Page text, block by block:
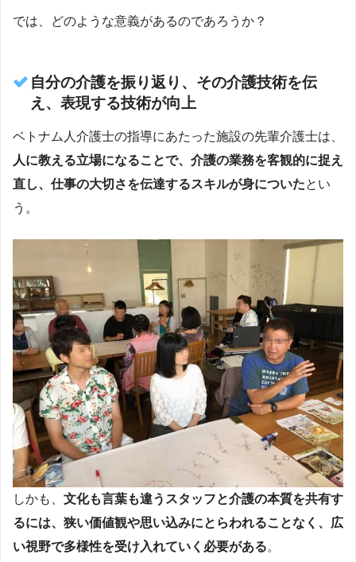
では、どのような意義があるのであろうか？
自分の介護を振り返り、その介護技術を伝
え、表現する技術が向上
ベトナム人介護士の指導にあたった施設の先輩介護士は、
人に教える立場になることで、介護の業務を客観的に捉え
直し、仕事の大切さを伝達するスキルが身についたとい
う。
しかも、 文化も言葉も違うスタッフと介護の本質を共有す
るには、狭い価値観や思い込みにとらわれることなく、広
い視野で多様性を受け入れていく必要がある。